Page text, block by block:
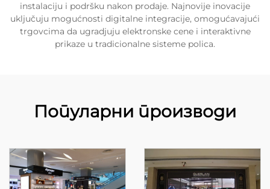
instalaciju i podršku nakon prodaje. Najnovije inovacije
uključuju mogućnosti digitalne integracije, omogućavajući
trgovcima da ugradjuju elektronske cene i interaktivne
prikaze u tradicionalne sisteme polica.
Популарни производи